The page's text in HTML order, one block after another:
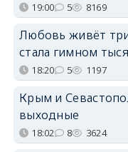
19:00 5 8169
Любовь живёт
стала гимном
18:20 5 1197
Крым и
выходные
18:02 8 3624